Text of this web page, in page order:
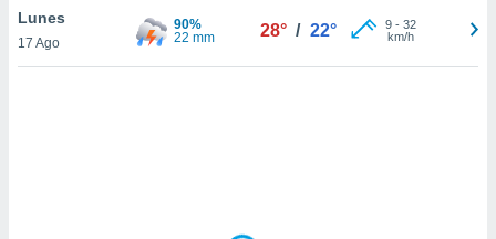
el sitio
Lunes
17 Ago
90%
22 mm
28° / 22° 9- 32
km/h